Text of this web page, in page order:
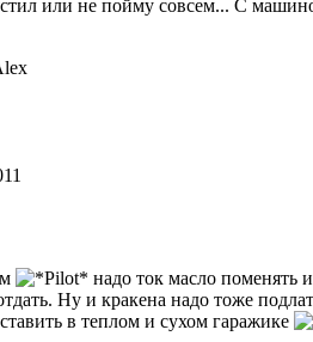
или не пойму совсем... С
надо ток масло поменять
Ну и кракена надо тоже
в теплом и сухом гаражике